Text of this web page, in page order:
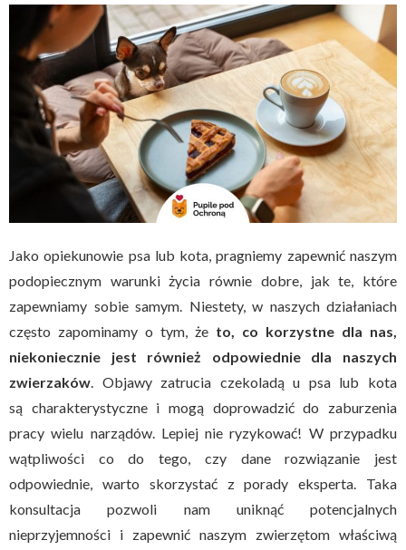
Jako opiekunowie psa lub kota, pragniemy zapewnić naszym
podopiecznym warunki życia równie dobre, jak te, które
zapewniamy sobie samym. Niestety, w naszych działaniach
często zapominamy o tym, że to, co korzystne dla nas,
niekoniecznie jest również odpowiednie dla naszych
zwierzaków. Objawy zatrucia czekoladą u psa lub kota
są charakterystyczne i mogą doprowadzić do zaburzenia
pracy wielu narządów. Lepiej nie ryzykować! W przypadku
wątpliwości co do tego, czy dane rozwiązanie jest
odpowiednie, warto skorzystać z porady eksperta. Taka
konsultacja pozwoli nam uniknąć potencjalnych
nieprzyjemności i zapewnić naszym zwierzętom właściwą